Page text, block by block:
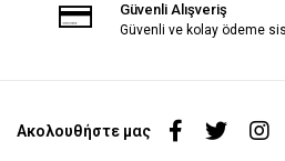
Güvenli Alışveriş
Güvenli ve kolay ödeme
Ακολουθήστε μας